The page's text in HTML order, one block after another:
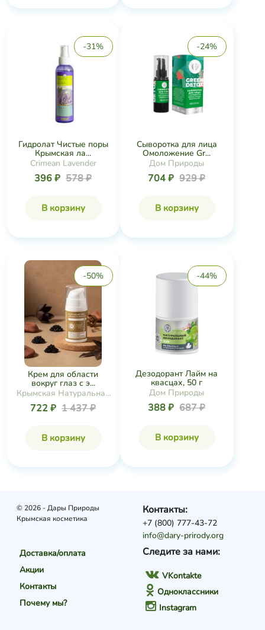
-31%
Гидролат Чистые поры
Крымская ла...
Crimean Lavender
396 ₽ 578 ₽
В корзину
-24%
Сыворотка для лица
Омоложение Gr...
Дом Природы
704 ₽ 929 ₽
В корзину
-50%
Крем для области
вокруг глаз с э...
Крымская Натуральная
Коллекция
722 ₽ 1 437 ₽
В корзину
-44%
Дезодорант Лайм на
квасцах, 50 г
Дом Природы
388 ₽ 687 ₽
В корзину
© 2026 - Дары Природы
Крымская косметика
Доставка/оплата
Акции
Контакты
Почему мы?
Следите за нами:
VKontakte
Одноклассники
Instagram
Контакты:
+7 (800) 777-43-72
info@dary-prirody.org